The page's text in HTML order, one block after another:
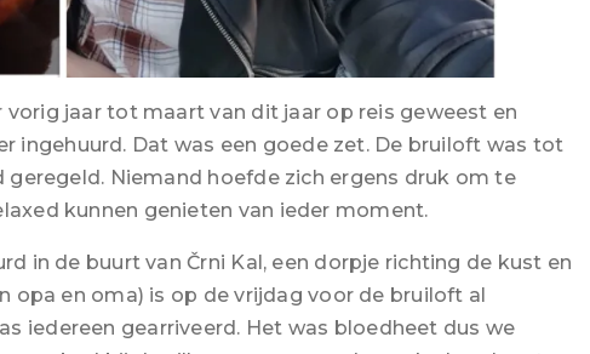
vorig jaar tot maart van dit jaar op reis geweest en
ingehuurd. Dat was een goede zet. De bruiloft was tot
geregeld. Niemand hoefde zich ergens druk om te
kunnen genieten van ieder moment.
in de buurt van Črni Kal, een dorpje richting de kust en
opa en oma) is op de vrijdag voor de bruiloft al
iedereen gearriveerd. Het was bloedheet dus we